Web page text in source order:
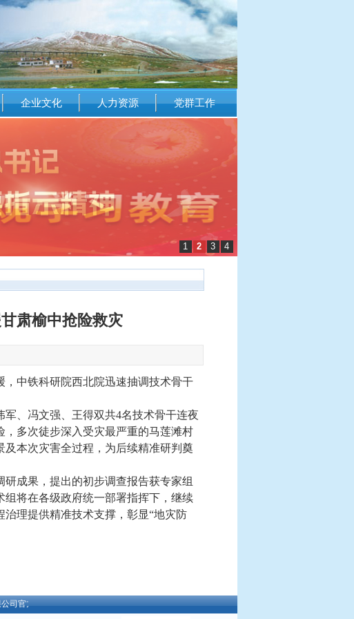
企业文化 人力资源 党群工作
1 2 3 4
肃榆中抢险救灾
中铁科研院西北院迅速抽调技术骨干
军、冯文强、王得双共4名技术骨干连夜
多次徒步深入受灾最严重的马莲滩村
本次灾害全过程，为后续精准研判奠
成果，提出的初步调查报告获专家组
将在各级政府统一部署指挥下，继续
理提供精准技术支撑，彰显“地灾防
官方网站！创新驱动发展、科技引领未来！